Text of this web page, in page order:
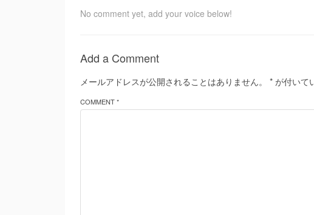
No comment yet, add your voice below!
Add a Comment
メールアドレスが公開されることはありません。 * が付いて
COMMENT *